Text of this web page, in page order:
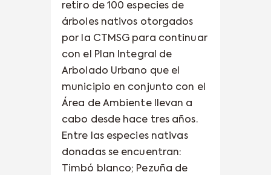
retiro de 100 especies de
árboles nativos otorgados
por la CTMSG para continuar
con el Plan Integral de
Arbolado Urbano que el
municipio en conjunto con el
Área de Ambiente llevan a
cabo desde hace tres años.
Entre las especies nativas
donadas se encuentran:
Timbó blanco; Pezuña de